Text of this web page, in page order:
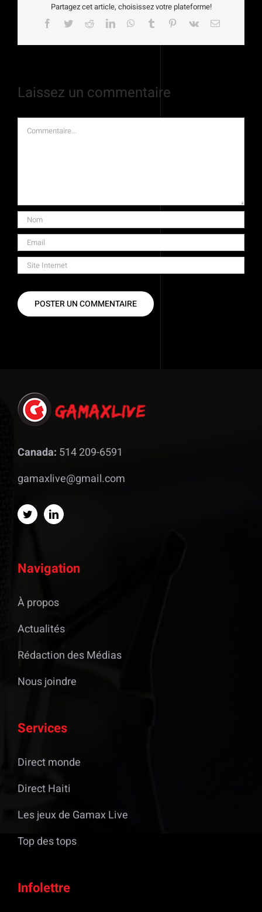
Partagez cet article, choisissez votre plateforme!
Facebook
TwitterRedditLinkedInWhatsApp
Tumblr Pinterest
Vk Email
Laissez un commentaire
Commentaire
Canada: 514 209-6591
gamaxlive@gmail.com
Navigation
À propos
Actualités
Rédaction des Médias
Nous joindre
Services
Direct monde
Direct Haiti
Les jeux de Gamax Live
Top des tops
Infolettre